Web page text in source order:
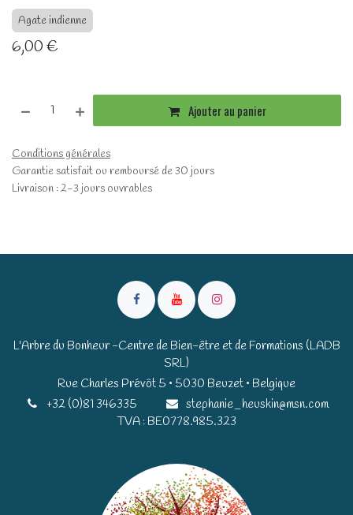
Agate indienne
6,00€
Ajouter au panier
Conditions générales
Garantie satisfait ou remboursé de 30 jours
Livraison : 2-3 jours ouvrables
L'Arbre du Bonheur -Centre de Bien-être et de Formations (LADB
SRL)
Rue Charles Prévôt 5 • 5030 Beuzet • Belgique​​
+32 (0)81 346335
stephanie_heuskin@msn.com
TVA : BE0778.985.323